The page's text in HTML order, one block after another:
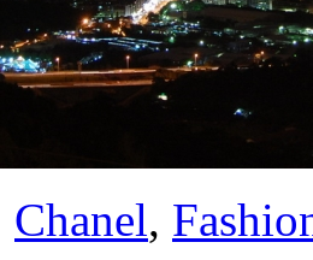
Chanel,